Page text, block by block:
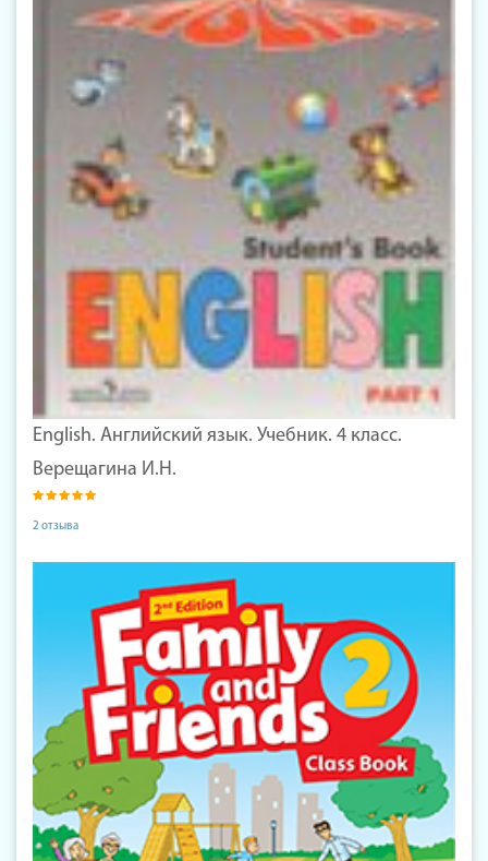
English. Английский язык. Учебник. 4 класс.
Верещагина И.Н.
2 отзыва